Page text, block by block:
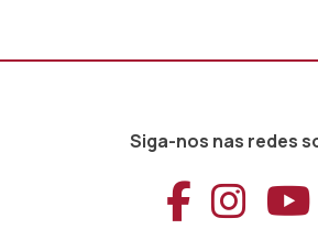
Siga-nos nas redes